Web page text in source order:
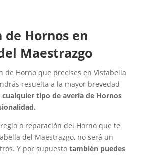
de Hornos en
Maestrazgo
de Horno que precises en Vistabella
resuelta a la mayor brevedad
tipo de avería de Hornos
o reparación del Horno que te
del Maestrazgo, no será un
Y por supuesto también puedes